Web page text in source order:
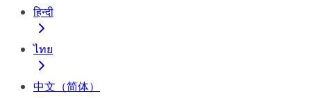
हिन्दी
ไทย
中文（简体）